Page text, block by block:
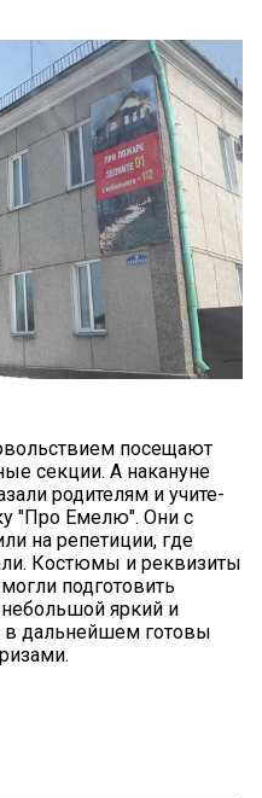
посещают
секции. А нака­нуне
роди­телям и учите­
"Про Емелю". Они с
на репе­тиции, где
Ко­стюмы и рекви­зиты
под­готовить
небольшой яркий и
в дальнейшем готовы